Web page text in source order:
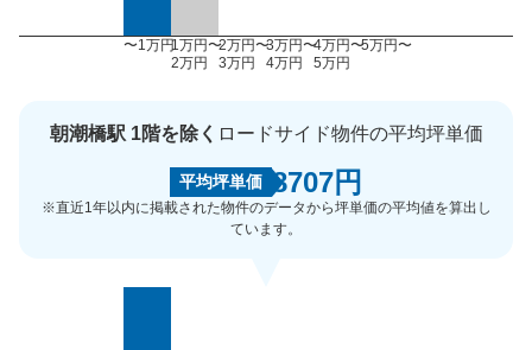
〜1万円1万円〜
2万円
2万円〜
3万円
3万円〜
4万円
4万円〜
5万円
5万円〜
朝潮橋駅 1階を除く ロードサイド物件の平均坪単価
平均坪単価 8707円
※直近1年以内に掲載された物件のデータから坪単価の平均値を算出し
ています。